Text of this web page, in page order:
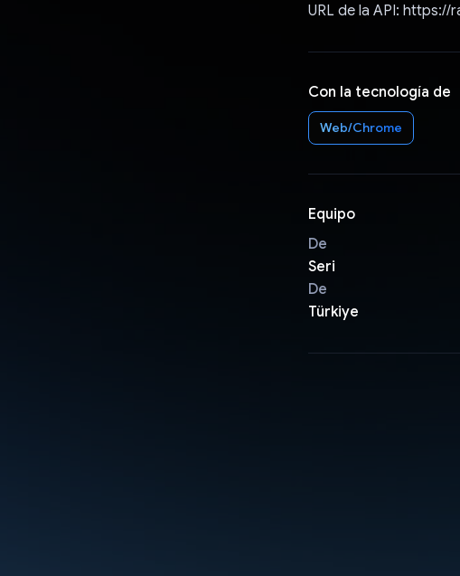
URL de la API:
Con la tecnología de
Web/Chrome
Equipo
De
Seri
De
Türkiye